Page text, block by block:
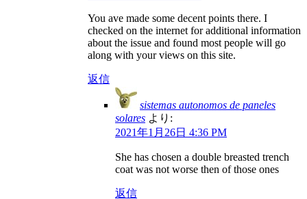
You ave made some decent points there. I
checked on the internet for additional information
about the issue and found most people will go
along with your views on this site.
返信
sistemas autonomos de paneles
solares より:
2021年1月26日 4:36 PM
She has chosen a double breasted trench
coat was not worse then of those ones
返信